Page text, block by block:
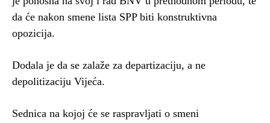
da će nakon smene lista SPP biti konstruktivna
opozicija.
Dodala je da se zalaže za departizaciju, a ne
depolitizaciju Vijeća.
Sednica na kojoj će se raspravljati o smeni